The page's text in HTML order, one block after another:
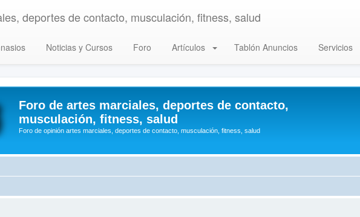
deportes de contacto, musculación, fitness, salud
Noticias y Cursos Foro Artículos Tablón Anuncios Servicios
Foro de artes marciales, deportes de contacto,
musculación, fitness, salud
Foro de opinión artes marciales, deportes de contacto, musculación, fitness, salud